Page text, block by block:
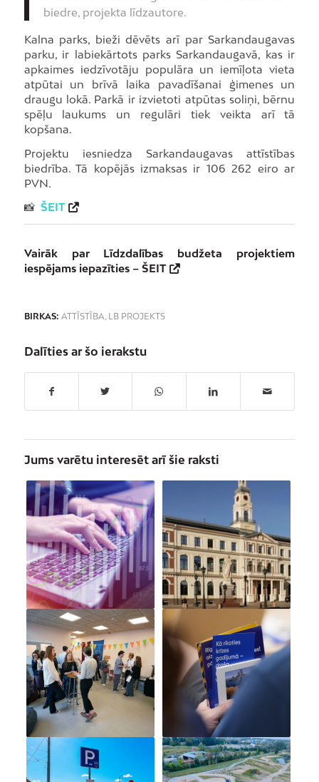
biedre, projekta līdzautore.
Kalna parks, bieži dēvēts arī par Sarkandaugavas
parku, ir labiekārtots parks Sarkandaugavā, kas ir
apkaimes iedzīvotāju populāra un iemīļota vieta
atpūtai un brīvā laika pavadīšanai ģimenes un
draugu lokā. Parkā ir izvietoti atpūtas soliņi, bērnu
spēļu laukums un regulāri tiek veikta arī tā
kopšana.
Projektu iesniedza Sarkandaugavas attīstības
biedrība. Tā kopējās izmaksas ir 106 262 eiro ar
PVN.
📸 ŠEIT
Vairāk par Līdzdalības budžeta projektiem
iespējams iepazīties – ŠEIT
BIRKAS: ATTĪSTĪBA, LB PROJEKTS
Dalīties ar šo ierakstu
Jums varētu interesēt arī šie raksti